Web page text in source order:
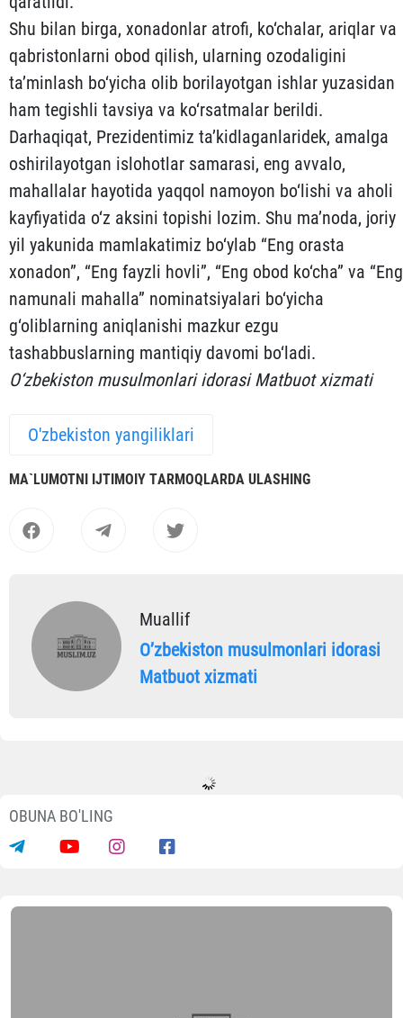
Shu bilan birga, xonadonlar atrofi, ko‘chalar, ariqlar va
qabristonlarni obod qilish, ularning ozodaligini
ta’minlash bo‘yicha olib borilayotgan ishlar yuzasidan
ham tegishli tavsiya va ko‘rsatmalar berildi.
Darhaqiqat, Prezidentimiz ta’kidlaganlaridek, amalga
oshirilayotgan islohotlar samarasi, eng avvalo,
mahallalar hayotida yaqqol namoyon bo‘lishi va aholi
kayfiyatida o‘z aksini topishi lozim. Shu ma’noda, joriy
yil yakunida mamlakatimiz bo‘ylab “Eng orasta
xonadon”, “Eng fayzli hovli”, “Eng obod ko‘cha” va “Eng
namunali mahalla” nominatsiyalari bo‘yicha
g‘oliblarning aniqlanishi mazkur ezgu
tashabbuslarning mantiqiy davomi bo‘ladi.
O‘zbekiston musulmonlari idorasi Matbuot xizmati
O'zbekiston yangiliklari
MА`LUMOTNI IJTIMOIY TАRMOQLАRDА ULАSHING
Muallif
Oʼzbekiston musulmonlari idorasi
Matbuot xizmati
OBUNA BO'LING